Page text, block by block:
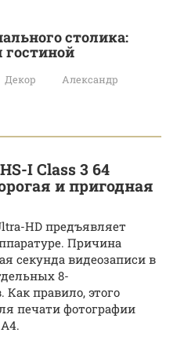
столика:
Декор
Александр
I Class 3 64
и пригодная
HD предъявляет
Причина
секунда видеозаписи в
8-
правило, этого
печати фотографии